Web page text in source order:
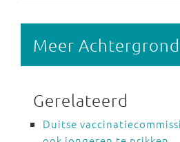
Meer Achtergrond
Gerelateerd
Duitse